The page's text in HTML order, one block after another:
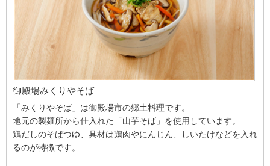
御殿場みくりやそば
「みくりやそば」は御殿場市の郷土料理です。
地元の製麺所から仕入れた「山芋そば」を使用しています。
鶏だしのそばつゆ、具材は鶏肉やにんじん、しいたけなどを入れ
るのが特徴です。